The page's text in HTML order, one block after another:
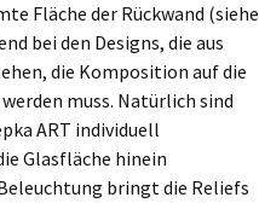
Fläche der Rückwand (siehe
bei den Designs, die aus
die Komposition auf die
muss. Natürlich sind
ART individuell
Glasfläche hinein
bringt die Reliefs